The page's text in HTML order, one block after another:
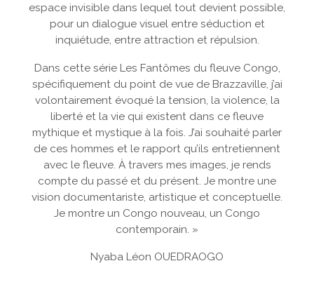
espace invisible dans lequel tout devient possible,
pour un dialogue visuel entre séduction et
inquiétude, entre attraction et répulsion.
Dans cette série Les Fantômes du fleuve Congo,
spécifiquement du point de vue de Brazzaville, j’ai
volontairement évoqué la tension, la violence, la
liberté et la vie qui existent dans ce fleuve
mythique et mystique à la fois. J’ai souhaité parler
de ces hommes et le rapport qu’ils entretiennent
avec le fleuve. À travers mes images, je rends
compte du passé et du présent. Je montre une
vision documentariste, artistique et conceptuelle.
Je montre un Congo nouveau, un Congo
contemporain. »
Nyaba Léon OUEDRAOGO